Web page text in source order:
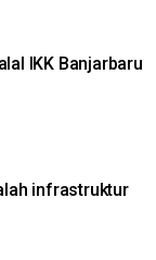
IKK Banjarbaru
infrastruktur